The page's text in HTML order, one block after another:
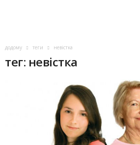
додому теги невістка
тег: невістка